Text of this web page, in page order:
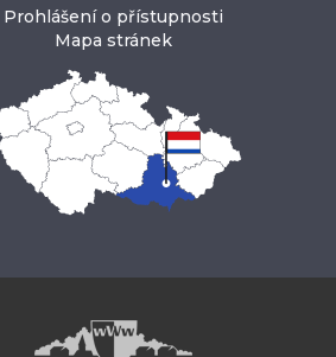
Prohlášení o přístupnosti
Mapa stránek